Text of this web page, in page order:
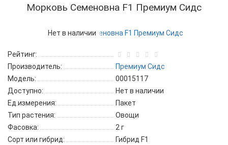
Морковь Семеновна F1 Премиум Сидс
Нет в наличии
Рейтинг:
Производитель:
Премиум Сидс
Модель:
00015117
Доступно:
Нет в наличии
Ед.измерения:
Пакет
Тип растения:
Овощи
Фасовка:
2 г
Сорт или гибрид:
Гибрид F1